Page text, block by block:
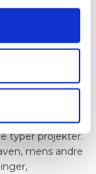
lang levetid.
der passer
styrke og et
typer projekter.
mens andre